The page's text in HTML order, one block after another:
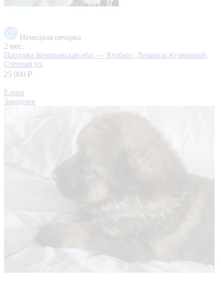
Немецкая овчарка
2 мес.
Продажа Кемеровская обл. — Кузбасс, Ленинск-Кузнецкий,
Степная ул.
25 000 ₽
Елена
Заводчик